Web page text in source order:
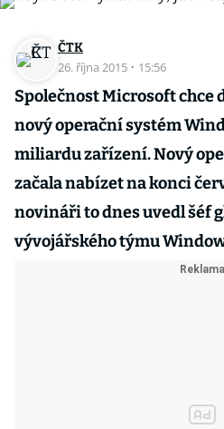
ČTK
26. října 2015 · 15:56
Společnost Microsoft chce
nový operační systém
miliardu zařízení. Nový
začala nabízet na konci
novináři to dnes uvedl šéf
vývojářského týmu